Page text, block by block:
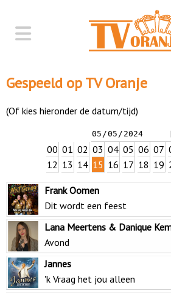
Gespeeld op TV Oranje
(Of kies hieronder de datum/tijd)
00 01 02 03 04 05 06 07
12 13 14 15 16 17 18 19
Frank Oomen
Dit wordt een feest
Lana Meertens & Danique
Avond
Jannes
'k Vraag het jou alleen